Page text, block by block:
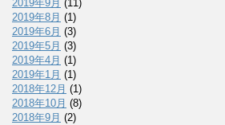
2019年9月 (11)
2019年8月 (1)
2019年6月 (3)
2019年5月 (3)
2019年4月 (1)
2019年1月 (1)
2018年12月 (1)
2018年10月 (8)
2018年9月 (2)